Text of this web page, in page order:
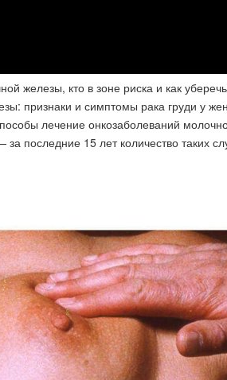
железы, кто в зоне риска и как
признаки и симптомы рака груди у
лечение онкозаболеваний
последние 15 лет количество таких